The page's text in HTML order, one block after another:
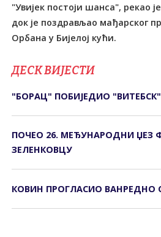
"Увијек постоји шанса", рекао
док је поздрављао мађарског
Орбана у Бијелој кући.
ДЕСК ВИЈЕСТИ
"БОРАЦ" ПОБИЈЕДИО "ВИТЕБСК"
ПОЧЕО 26. МЕЂУНАРОДНИ ЏЕЗ
ЗЕЛЕНКОВЦУ
КОВИН ПРОГЛАСИО ВАНРЕДНО